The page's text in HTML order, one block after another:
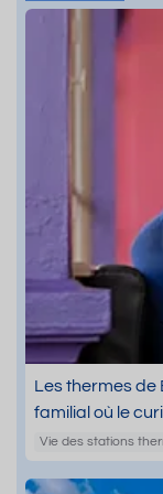
Les thermes
familial où le
Vie des stations